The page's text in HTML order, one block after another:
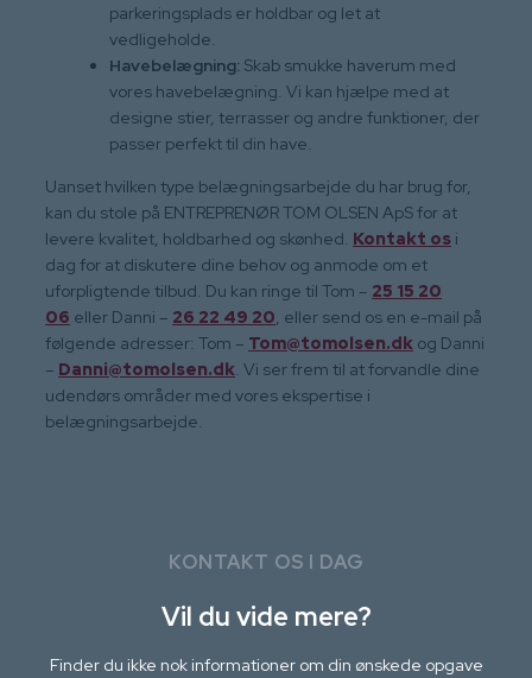
parkeringsplads er holdbar og let at
vedligeholde.
Havebelægning: Skab smukke haverum med
vores havebelægning. Vi kan hjælpe med at
designe stier, terrasser og andre funktioner, der
passer perfekt til din have.
Uanset hvilken type belægningsarbejde du har brug for,
kan du stole på ENTREPRENØR TOM OLSEN ApS for at
levere kvalitet, holdbarhed og skønhed. Kontakt os i
dag for at diskutere dine behov og anmode om et
uforpligtende tilbud. Du kan ringe til Tom – 25 15 20
06 eller Danni – 26 22 49 20 , eller send os en e-mail på
følgende adresser: Tom – Tom@tomolsen.dk og Danni
– Danni@tomolsen.dk . Vi ser frem til at forvandle dine
udendørs områder med vores ekspertise i
belægningsarbejde.
KONTAKT OS I DAG
Vil du vide mere?
Finder du ikke nok informationer om din ønskede opgave